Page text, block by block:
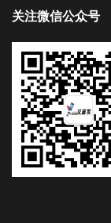
关注微信公众号